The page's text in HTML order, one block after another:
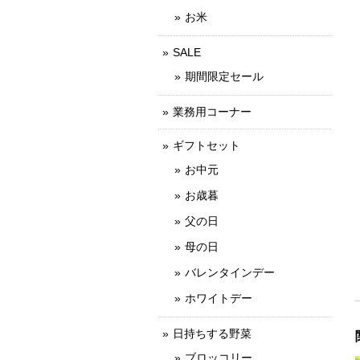
お米
SALE
期間限定セール
業務用コーナー
ギフトセット
お中元
お歳暮
父の日
母の日
バレンタインデー
ホワイトデー
日持ちする野菜